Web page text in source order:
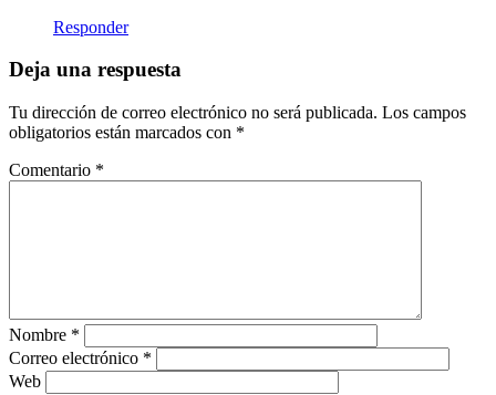
Responder
Deja una respuesta
Tu dirección de correo electrónico no será publicada. Los campos
obligatorios están marcados con *
Comentario *
Nombre *
Correo electrónico *
Web